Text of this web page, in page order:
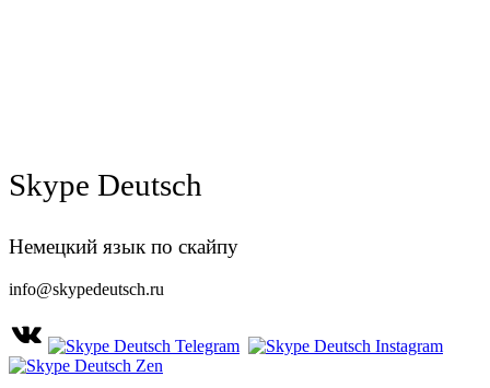
Skype Deutsch
Немецкий язык по скайпу
info@skypedeutsch.ru